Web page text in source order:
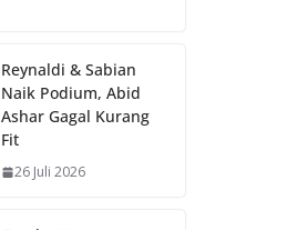
s
A
p
p
e
st
y
Li
k
Reynaldi & Sabian
Naik Podium, Abid
Ashar Gagal Kurang
Fit
26 Juli 2026